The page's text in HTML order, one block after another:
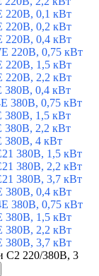
220В, 0,1 кВт
220В, 0,2 кВт
220В, 0,4 кВт
220В, 0,75 кВт
220В, 1,5 кВт
220В, 2,2 кВт
380В, 0,4 кВт
380В, 0,75 кВт
380В, 1,5 кВт
380В, 2,2 кВт
380В, 4 кВт
380В, 1,5 кВт
380В, 2,2 кВт
380В, 3,7 кВт
380В, 0,4 кВт
380В, 0,75 кВт
380В, 1,5 кВт
380В, 2,2 кВт
380В, 3,7 кВт
С2 220/380В, 3